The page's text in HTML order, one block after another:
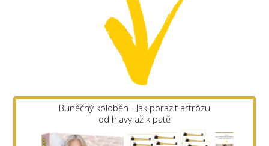
Buněčný koloběh - Jak porazit artrózu
od hlavy až k patě